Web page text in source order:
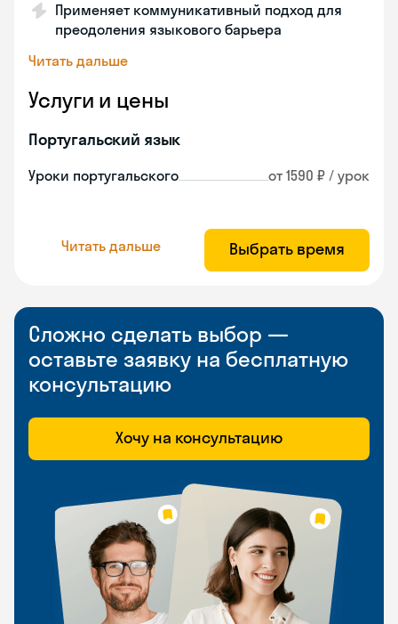
Применяет коммуникативный подход для
преодоления языкового барьера
Читать дальше
Услуги и цены
Португальский язык
Уроки португальского от 1590 ₽ / урок
Читать дальше Выбрать время
Сложно сделать выбор —
оставьте заявку на бесплатную
консультацию
Хочу на консультацию